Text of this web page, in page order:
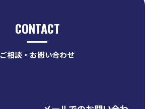
ご相談・お問い合わせ
CONTACT